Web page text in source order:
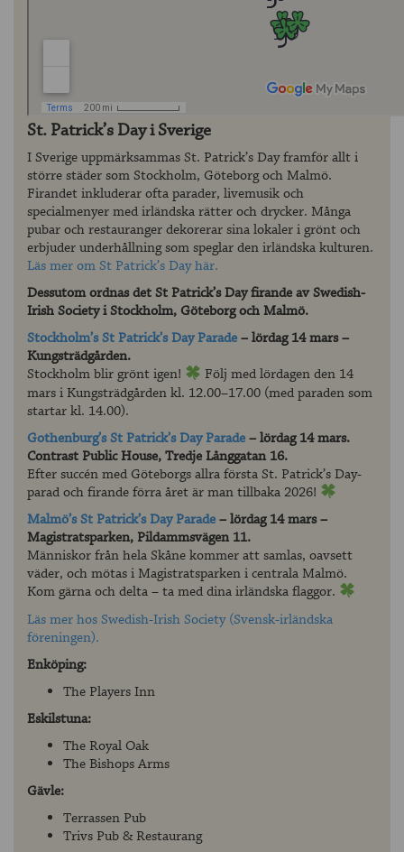
St. Patrick’s Day i Sverige
I Sverige uppmärksammas St. Patrick’s Day framför allt i
större städer som Stockholm, Göteborg och Malmö.
Firandet inkluderar ofta parader, livemusik och
specialmenyer med irländska rätter och drycker. Många
pubar och restauranger dekorerar sina lokaler i grönt och
erbjuder underhållning som speglar den irländska kulturen.
Läs mer om St Patrick’s Day här.
Dessutom ordnas det St Patrick’s Day firande av Swedish-
Irish Society i Stockholm, Göteborg och Malmö.
Stockholm’s St Patrick’s Day Parade– lördag 14 mars –
Kungsträdgården.
Stockholm blir grönt igen!
Följ med lördagen den 14
mars i Kungsträdgården kl. 12.00–17.00 (med paraden som
startar kl. 14.00).
Gothenburg’s St Patrick’s Day Parade– lördag 14 mars.
Contrast Public House, Tredje Långgatan 16.
Efter succén med Göteborgs allra första St. Patrick’s Day-
parad och firande förra året är man tillbaka 2026!
Malmö’s St Patrick’s Day Parade– lördag 14 mars –
Magistratsparken, Pildammsvägen 11.
Människor från hela Skåne kommer att samlas, oavsett
väder, och mötas i Magistratsparken i centrala Malmö.
Kom gärna och delta – ta med dina irländska flaggor.
Läs mer hos Swedish-Irish Society (Svensk-irländska
föreningen).
Enköping:
The Players Inn
Eskilstuna:
The Royal Oak
The Bishops Arms
Gävle:
Terrassen Pub
Trivs Pub & Restaurang